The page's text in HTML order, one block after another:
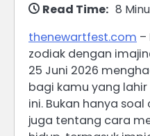
Read Time: 8
thenewartfest.com –
zodiak dengan
25 Juni 2026
bagi kamu yang
ini. Bukan hanya
juga tentang cara